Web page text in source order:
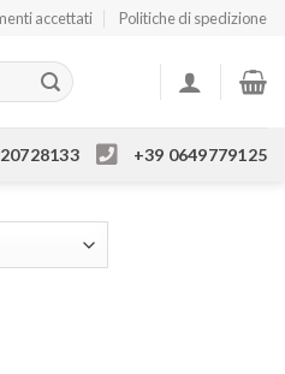
accettati Politiche di spedizione
+39 0649779125